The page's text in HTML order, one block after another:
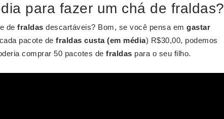
para fazer um chá de fraldas?
de fraldas descartáveis? Bom, se você pensa em gastar
pacote de fraldas custa (em média) R$30,00, podemos
comprar 50 pacotes de fraldas para o seu filho.